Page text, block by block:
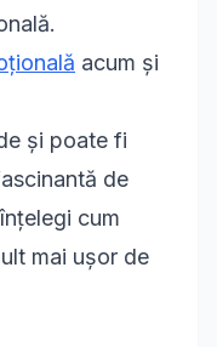
acum și
și poate fi
de
cum
mai ușor de